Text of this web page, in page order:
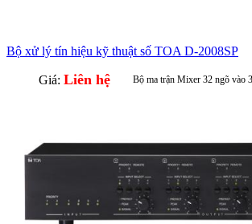
Bộ xử lý tín hiệu kỹ thuật số TOA D-2008SP
Giá: Liên hệ Bộ ma trận Mixer 32 ngõ vào